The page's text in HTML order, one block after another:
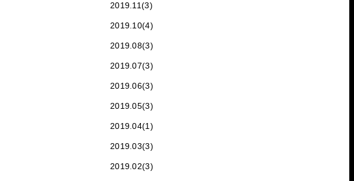
2019.11(3)
2019.10(4)
2019.08(3)
2019.07(3)
2019.06(3)
2019.05(3)
2019.04(1)
2019.03(3)
2019.02(3)